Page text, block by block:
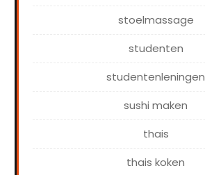
stoelmassage
studenten
studentenleningen
sushi maken
thais
thais koken